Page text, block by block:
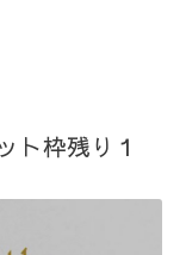
ト枠残り１